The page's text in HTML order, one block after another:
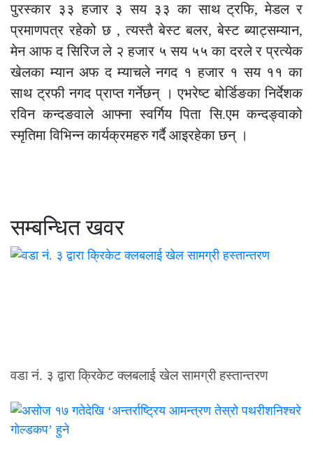
पुरस्कार ३३ हजार ३ सय ३३ का साथ ट्रफि, मेडल र
प्रमाणपत्र रहेको छ , त्यस्तै बेस्ट बलर, बेस्ट ब्याट्सम्यान,
मेन आफ द सिरिज ले २ हजार ५ सय ५५ का दरले र प्रत्येक
खेलका म्यान अफ द म्याचले नगद १ हजार १ सय ११ का
साथ ट्रफी नगद प्राप्त गर्नेछन् । एभरेष्ट बोर्डिङका निर्देशक
रविन कन्दङवाले आफ्ना स्वर्गिय पिता सि.एम कन्दङ्वाको
स्मृतिमा विभिन्न कार्यक्रमहरु गर्दै आइरहेका छन् ।
सम्बन्धित खवर
वडा नं. ३ द्वारा क्रिकेट क्लबलाई खेल सामग्री हस्तान्तरण